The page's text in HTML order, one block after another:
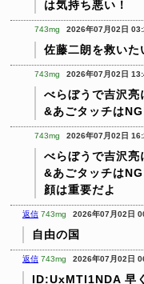
は気持ち悪い！
743mg 2026年07月02日
佐藤二朗を救いた
743mg 2026年07月02日
べらぼうで吉沢亮
&あごタッチは
743mg 2026年07月02日
べらぼうで吉沢亮
&あごタッチは
顔は重要だよ
返信 743mg 2026年07月02日
自由の国
返信 743mg 2026年07月02日
ID:UxMTI1NDA 早